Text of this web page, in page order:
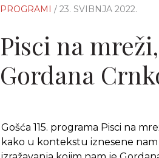
PROGRAMI / 23. SVIBNJA 2022.
Pisci na
Gordana
Gošća 115. programa Pisci na
kako u kontekstu iznesene